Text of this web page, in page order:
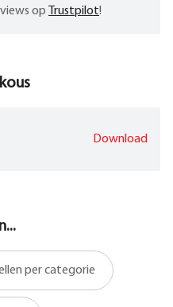
op Trustpilot!
Download
per categorie